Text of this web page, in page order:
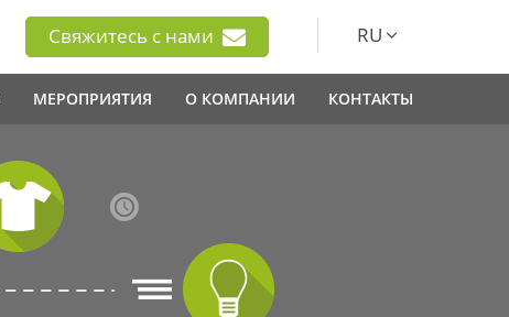
Свяжитесь с нами RU
МЕРОПРИЯТИЯ О КОМПАНИИ КОНТАКТЫ